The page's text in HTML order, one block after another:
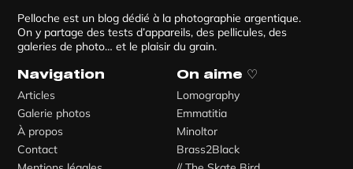
Pelloche est un blog dédié à la photographie argentique.
On y partage des tests d’appareils, des pellicules, des
galeries de photo… et le plaisir du grain.
Navigation
Articles
Galerie photos
À propos
Contact
On aime ♡
Lomography
Emmatitia
Minoltor
Brass2Black